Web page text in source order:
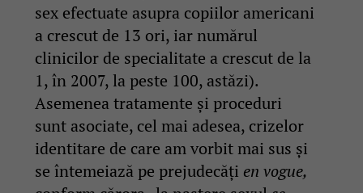
sex efectuate asupra copiilor americani
a crescut de 13 ori, iar numărul
clinicilor de specialitate a crescut de la
1, în 2007, la peste 100, astăzi).
Asemenea tratamente și proceduri
sunt asociate, cel mai adesea, crizelor
identitare de care am vorbit mai sus și
se întemeiază pe prejudecăți en vogue,